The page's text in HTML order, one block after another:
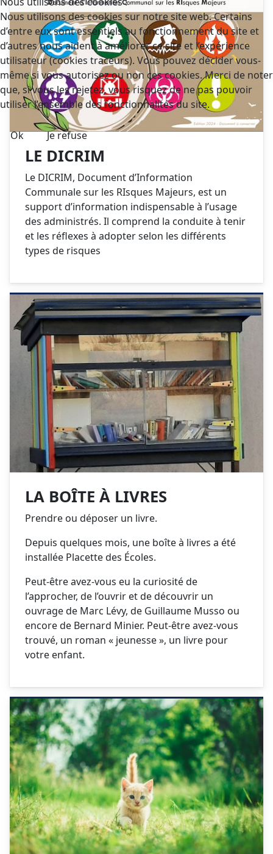
LE DICRIM
Le DICRIM, Document d’Information
Communale sur les RIsques Majeurs, est un
support d’information indispensable à l’usage
des administrés. Il comprend la conduite à tenir
et les réflexes à adopter selon les différents
types de risques
LA BOÎTE À LIVRES
Prendre ou déposer un livre.
Depuis quelques mois, une boîte à livres a été
installée Placette des Écoles.
Peut-être avez-vous eu la curiosité de
l’approcher, de l’ouvrir et de découvrir un
ouvrage de Marc Lévy, de Guillaume Musso ou
encore de Bernard Minier. Peut-être avez-vous
trouvé, un roman « jeunesse », un livre pour
votre enfant.
Nous utilisons des cookies sur notre site web. Certains
d’entre eux sont essentiels au fonctionnement du site et
d’autres nous aident à améliorer ce site et l’expérience
utilisateur (cookies traceurs). Vous pouvez décider vous-
même si vous autorisez ou non ces cookies. Merci de noter
que, si vous les rejetez, vous risquez de ne pas pouvoir
utiliser l’ensemble des fonctionnalités du site.
Ok Je refuse